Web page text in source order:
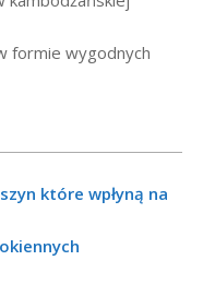
formie wygodnych
które wpłyną na